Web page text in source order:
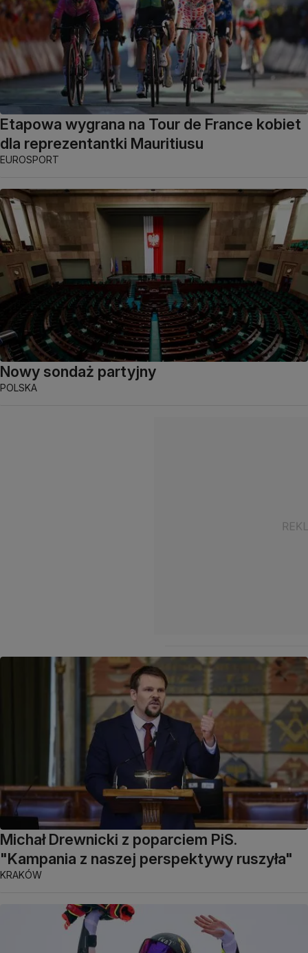
Etapowa wygrana na Tour de France kobiet
dla reprezentantki Mauritiusu
EUROSPORT
Nowy sondaż partyjny
POLSKA
Michał Drewnicki z poparciem PiS.
"Kampania z naszej perspektywy ruszyła"
KRAKÓW